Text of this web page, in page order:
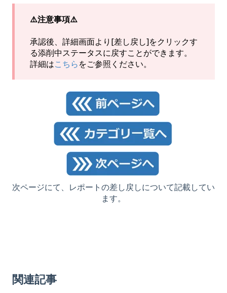
⚠️注意事項⚠️
承認後、詳細画面より[差し戻し]をクリックす
る添削中ステータスに戻すことができます。
詳細はこちらをご参照ください。
次ページにて、レポートの差し戻しについて記載してい
ます。
関連記事